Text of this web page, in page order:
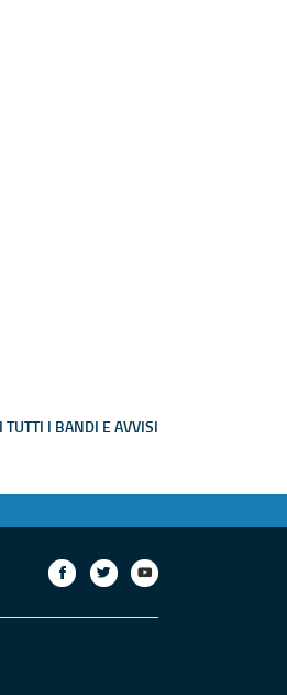
TUTTI I BANDI E AVVISI